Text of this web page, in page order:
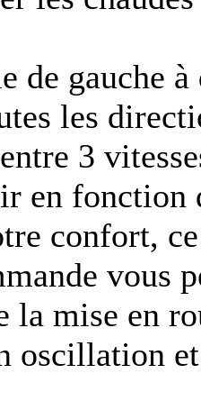
de gauche
les
3
en fonction
confort,
vous
la mise en
oscillation